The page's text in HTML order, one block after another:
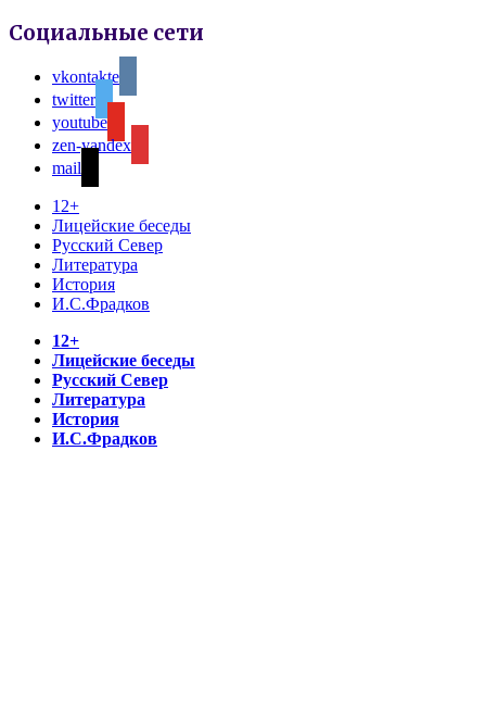
Социальные сети
vkontakte
twitter
youtube
zen-yandex
mail
12+
Лицейские беседы
Русский Север
Литература
История
И.С.Фрадков
12+
Лицейские беседы
Русский Север
Литература
История
И.С.Фрадков